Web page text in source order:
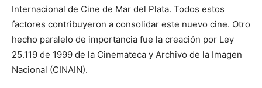
Internacional de Cine de Mar del Plata. Todos estos
factores contribuyeron a consolidar este nuevo cine.​ Otro
hecho paralelo de importancia fue la creación por Ley
25.119 de 1999 de la Cinemateca y Archivo de la Imagen
Nacional (CINAIN).​​